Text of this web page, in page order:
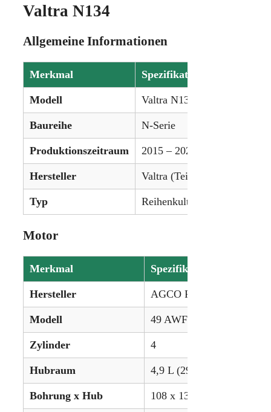
Valtra N134
Allgemeine Informationen
Merkmal Spezifikation
Modell Valtra N134
Baureihe N-Serie
Produktionszeitraum 2015 – 2020
Hersteller Valtra (Teil von AGCO)
Typ Reihenkulturtraktor
Motor
Merkmal Spezifikation
Hersteller AGCO Power
Modell 49 AWF
Zylinder 4
Hubraum 4,9 L (299,8 ci)
Bohrung x Hub 108 x 134 mm